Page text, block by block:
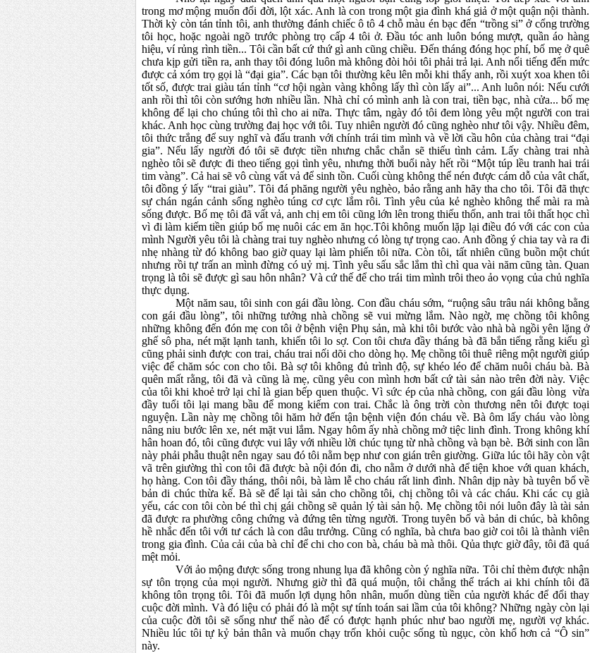
trong mơ mộng muốn đổi đời, lột xác. Anh là con trong một gia đình khá giả ở một quận nội thành.
Thời kỳ còn tán tỉnh tôi, anh thường đánh chiếc ô tô 4 chỗ màu én bạc đến “trồng si” ở cổng trường
tôi học, hoặc ngoài ngõ trước phòng trọ cấp 4 tôi ở. Đầu tóc anh luôn bóng mượt, quần áo hàng
hiệu, ví rủng rình tiền... Tôi cần bất cứ thứ gì anh cũng chiều. Đến tháng đóng học phí, bố mẹ ở quê
chưa kịp gửi tiền ra, anh thay tôi đóng luôn mà không đòi hỏi tôi phải trả lại. Anh nổi tiếng đến mức
được cả xóm trọ gọi là “đại gia”. Các bạn tôi thường kêu lên mỗi khi thấy anh, rồi xuýt xoa khen tôi
tốt số, được trai giàu tán tỉnh “cơ hội ngàn vàng không lấy thì còn lấy ai”... Anh luôn nói: Nếu cưới
anh rồi thì tôi còn sướng hơn nhiều lần. Nhà chỉ có mình anh là con trai, tiền bạc, nhà cửa... bố mẹ
không để lại cho chúng tôi thì cho ai nữa. Thực tâm, ngày đó tôi đem lòng yêu một người con trai
khác. Anh học cùng trường đaị học với tôi. Tuy nhiên người đó cũng nghèo như tôi vậy. Nhiều đêm,
tôi thức trắng để suy nghĩ và đấu tranh với chính trái tim mình và về lời cầu hôn của chàng trai “đại
gia”. Nếu lấy người đó tôi sẽ được tiền nhưng chắc chắn sẽ thiếu tình cảm. Lấy chàng trai nhà
nghèo tôi sẽ được đi theo tiếng gọi tình yêu, nhưng thời buổi này hết rồi “Một túp lều tranh hai trái
tim vàng”. Cả hai sẽ vô cùng vất vả để sinh tồn. Cuối cùng không thể nén được cám dỗ của vât chất,
tôi đồng ý lấy “trai giàu”. Tôi đá phăng người yêu nghèo, bảo rằng anh hãy tha cho tôi. Tôi đã thực
sự chán ngán cảnh sống nghèo túng cơ cực lắm rôi. Tình yêu của kẻ nghèo không thể mài ra mà
sống được. Bố mẹ tôi đã vất vả, anh chị em tôi cũng lớn lên trong thiếu thốn, anh trai tôi thất học chì
vì đi làm kiếm tiền giúp bố mẹ nuôi các em ăn học.Tôi không muốn lặp lại điều đó với các con của
mình Người yêu tôi là chàng trai tuy nghèo nhưng có lòng tự trọng cao. Anh đồng ý chia tay và ra đi
nhẹ nhàng từ đó không bao giờ quay lại làm phiến tôi nữa. Còn tôi, tất nhiên cũng buồn một chút
nhưng rồi tự trấn an mình đừng có uỷ mị. Tình yêu sấu sắc lắm thì chì qua vài năm cũng tàn. Quan
trọng là tôi sẽ được gì sau hôn nhân? Và cứ thế để cho trái tim mình trôi theo ảo vọng của chủ nghĩa
thực dụng.
Một năm sau, tôi sinh con gái đầu lòng. Con đầu cháu sớm, “ruộng sâu trâu nái không bằng
con gái đầu lòng”, tôi những tưởng nhà chồng sẽ vui mừng lắm. Nào ngờ, mẹ chồng tôi không
những không đến đón mẹ con tôi ở bệnh viện Phụ sản, mà khi tôi bước vào nhà bà ngồi yên lặng ở
ghế sô pha, nét mặt lạnh tanh, khiến tôi lo sợ. Con tôi chưa đầy tháng bà đã bắn tiếng rằng kiểu gì
cũng phải sinh được con trai, cháu trai nối dõi cho dòng họ. Mẹ chồng tôi thuê riêng một người giúp
việc để chăm sóc con cho tôi. Bà sợ tôi không đủ trình độ, sự khéo léo để chăm nuôi cháu bà. Bà
quên mất rằng, tôi đã và cũng là mẹ, cũng yêu con mình hơn bất cứ tài sản nào trên đời này. Việc
của tôi khi khoẻ trở lại chỉ là gian bếp quen thuộc. Vì sức ép của nhà chồng, con gái đầu lòng vừa
đầy tuổi tôi lại mang bầu để mong kiếm con trai. Chắc là ông trời còn thương nên tôi được toại
nguyện. Lần này mẹ chồng tôi hăm hở đến tận bệnh viện đón cháu về. Bà ôm lấy cháu vào lòng
nâng niu bước lên xe, nét mặt vui lắm. Ngay hôm ấy nhà chồng mở tiệc linh đình. Trong không khí
hân hoan đó, tôi cũng được vui lây với nhiều lời chúc tụng từ nhà chồng và bạn bè. Bởi sinh con lần
này phải phẫu thuật nên ngay sau đó tôi nằm bẹp như con gián trên giường. Giữa lúc tôi hãy còn vật
vã trên giường thì con tôi đã được bà nội đón đi, cho nằm ở dưới nhà để tiện khoe với quan khách,
họ hàng. Con tôi đầy tháng, thôi nôi, bà làm lễ cho cháu rất linh đình. Nhân dịp này bà tuyên bố về
bản di chúc thừa kế. Bà sẽ để lại tài sản cho chồng tôi, chị chồng tôi và các cháu. Khi các cụ già
yếu, các con tôi còn bé thì chị gái chồng sẽ quản lý tài sản hộ. Mẹ chồng tôi nói luôn đây là tài sản
đã được ra phường công chứng và đứng tên từng người. Trong tuyên bố và bản di chúc, bà không
hề nhắc đến tôi với tư cách là con dâu trưởng. Cũng có nghĩa, bà chưa bao giờ coi tôi là thành viên
trong gia đình. Của cải của bà chỉ để chi cho con bà, cháu bà mà thôi. Qủa thực giờ đây, tôi đã quá
mệt mỏi.
Với ảo mộng được sống trong nhung lụa đã không còn ý nghĩa nữa. Tôi chỉ thèm được nhận
sự tôn trọng của mọi người. Nhưng giờ thì đã quá muộn, tôi chẳng thể trách ai khi chính tôi đã
không tôn trọng tôi. Tôi đã muốn lợi dụng hôn nhân, muốn dùng tiền của người khác để đổi thay
cuộc đời mình. Và đó liệu có phải đó là một sự tính toán sai lầm của tôi không? Những ngày còn lại
của cuộc đời tôi sẽ sống như thế nào để có được hạnh phúc như bao người mẹ, người vợ khác.
Nhiều lúc tôi tự kỷ bản thân và muốn chạy trốn khỏi cuộc sống tù ngục, còn khổ hơn cả “Ô sin”
này.